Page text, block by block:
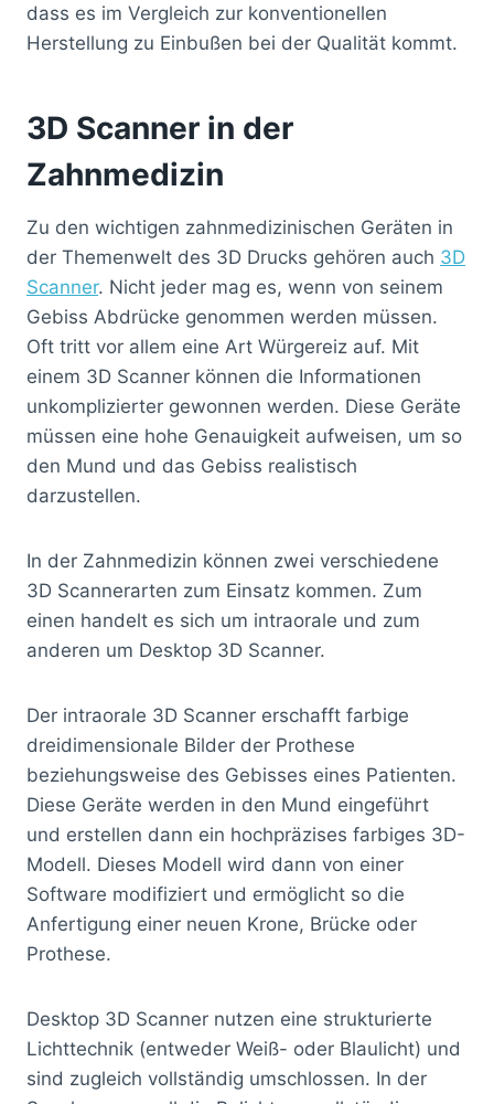
dass es im Vergleich zur konventionellen
Herstellung zu Einbußen bei der Qualität kommt.
3D Scanner in der
Zahnmedizin
Zu den wichtigen zahnmedizinischen Geräten in
der Themenwelt des 3D Drucks gehören auch 3D
Scanner. Nicht jeder mag es, wenn von seinem
Gebiss Abdrücke genommen werden müssen.
Oft tritt vor allem eine Art Würgereiz auf. Mit
einem 3D Scanner können die Informationen
unkomplizierter gewonnen werden. Diese Geräte
müssen eine hohe Genauigkeit aufweisen, um so
den Mund und das Gebiss realistisch
darzustellen.
In der Zahnmedizin können zwei verschiedene
3D Scannerarten zum Einsatz kommen. Zum
einen handelt es sich um intraorale und zum
anderen um Desktop 3D Scanner.
Der intraorale 3D Scanner erschafft farbige
dreidimensionale Bilder der Prothese
beziehungsweise des Gebisses eines Patienten.
Diese Geräte werden in den Mund eingeführt
und erstellen dann ein hochpräzises farbiges 3D-
Modell. Dieses Modell wird dann von einer
Software modifiziert und ermöglicht so die
Anfertigung einer neuen Krone, Brücke oder
Prothese.
Desktop 3D Scanner nutzen eine strukturierte
Lichttechnik (entweder Weiß- oder Blaulicht) und
sind zugleich vollständig umschlossen. In der